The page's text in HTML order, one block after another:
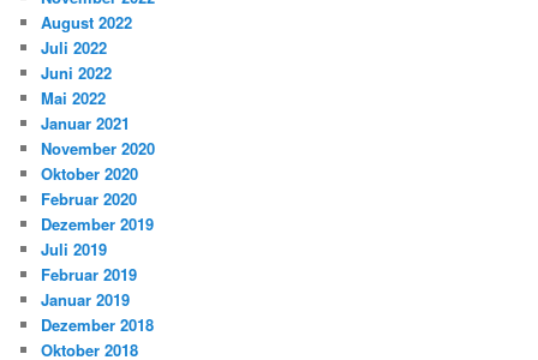
August 2022
Juli 2022
Juni 2022
Mai 2022
Januar 2021
November 2020
Oktober 2020
Februar 2020
Dezember 2019
Juli 2019
Februar 2019
Januar 2019
Dezember 2018
Oktober 2018